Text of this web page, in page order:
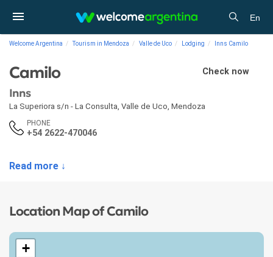
En
Welcome Argentina Tourism in Mendoza Valle de Uco Lodging Inns Camilo
Check now
Camilo
Inns
La Superiora s/n - La Consulta, Valle de Uco, Mendoza
PHONE
+54 2622-470046
Read more ↓
Location Map of Camilo
+